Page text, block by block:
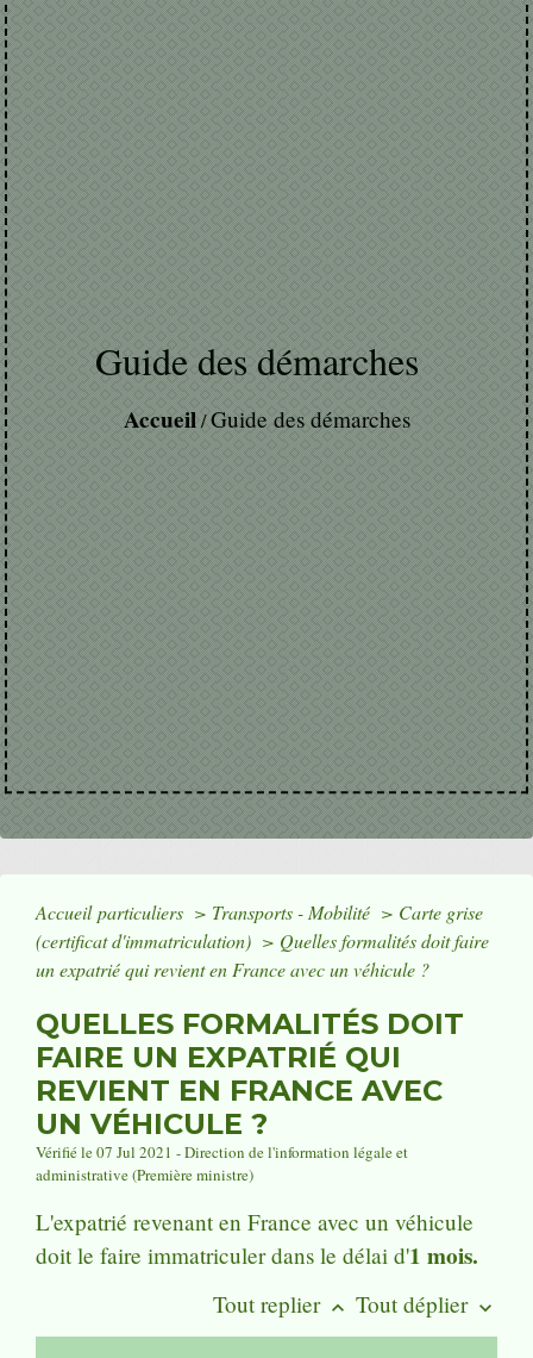
Guide des démarches
Accueil/Guide des démarches
Accueil particuliers > Transports - Mobilité > Carte grise
(certificat d'immatriculation) > Quelles formalités doit faire
un expatrié qui revient en France avec un véhicule ?
QUELLES FORMALITÉS DOIT
FAIRE UN EXPATRIÉ QUI
REVIENT EN FRANCE AVEC
UN VÉHICULE ?
Vérifié le 07 Jul 2021 - Direction de l'information légale et
administrative (Première ministre)
L'expatrié revenant en France avec un véhicule
doit le faire immatriculer dans le délai d'1 mois.
Tout replier keyboard_arrow_up Tout déplier keyboard_arrow_down